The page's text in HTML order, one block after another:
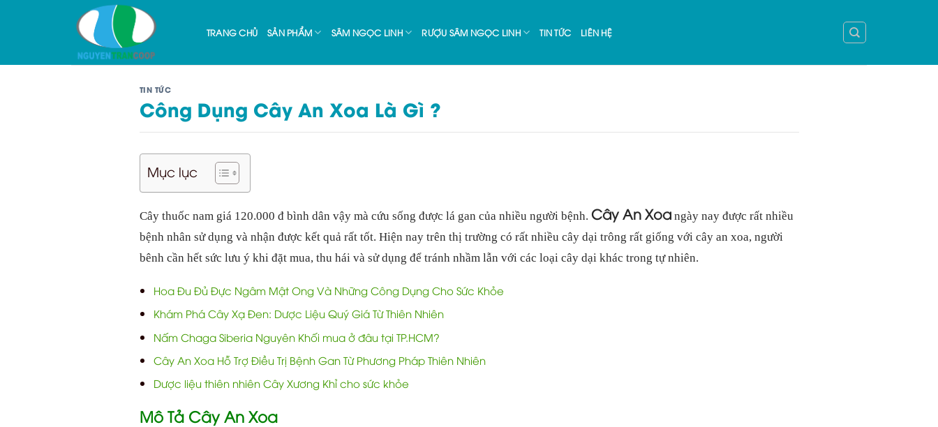
TRANG CHỦ SẢN PHẨM SÂM NGỌC LINH RƯỢU SÂM NGỌC LINH TIN TỨC LIÊN HỆ
TIN TỨC
Công Dụng Cây An Xoa Là Gì ?
Mục lục
Cây thuốc nam giá 120.000 đ bình dân vậy mà cứu sống được lá gan của nhiều người bệnh. Cây An Xoangày nay được rất nhiều
bệnh nhân sử dụng và nhận được kết quả rất tốt. Hiện nay trên thị trường có rất nhiều cây dại trông rất giống với cây an xoa, người
bênh cần hết sức lưu ý khi đặt mua, thu hái và sử dụng để tránh nhầm lẫn với các loại cây dại khác trong tự nhiên.
Hoa Đu Đủ Đực Ngâm Mật Ong Và Những Công Dụng Cho Sức Khỏe
Khám Phá Cây Xạ Đen: Dược Liệu Quý Giá Từ Thiên Nhiên
Nấm Chaga Siberia Nguyên Khối mua ở đâu tại TP.HCM?
Cây An Xoa Hỗ Trợ Điều Trị Bệnh Gan Từ Phương Pháp Thiên Nhiên
Dược liệu thiên nhiên Cây Xương Khỉ cho sức khỏe
Mô Tả Cây An Xoa